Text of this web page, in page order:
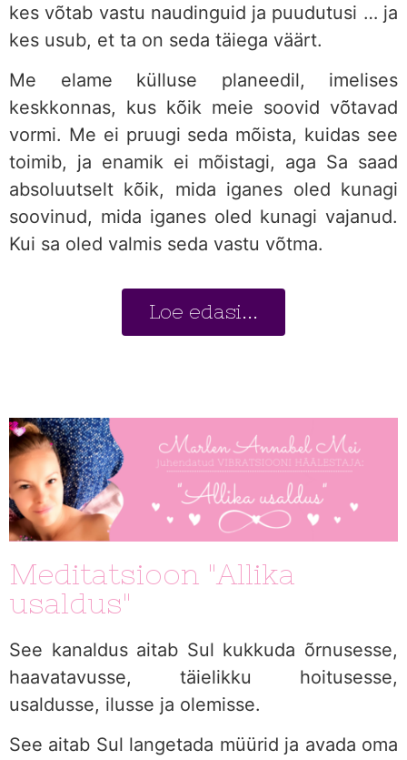
kes võtab vastu naudinguid ja puudutusi … ja
kes usub, et ta on seda täiega väärt.
Me elame külluse planeedil, imelises
keskkonnas, kus kõik meie soovid võtavad
vormi. Me ei pruugi seda mõista, kuidas see
toimib, ja enamik ei mõistagi, aga Sa saad
absoluutselt kõik, mida iganes oled kunagi
soovinud, mida iganes oled kunagi vajanud.
Kui sa oled valmis seda vastu võtma.
Loe edasi...
Meditatsioon "Allika
usaldus"
See kanaldus aitab Sul kukkuda õrnusesse,
haavatavusse, täielikku hoitusesse,
usaldusse, ilusse ja olemisse.
See aitab Sul langetada müürid ja avada oma